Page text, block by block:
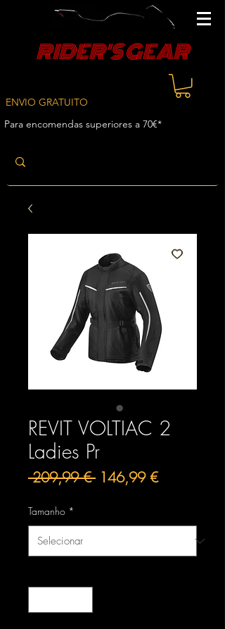
RIDER'S GEAR
ENVIO GRATUITO
Para encomendas superiores a 70€*
REVIT VOLTIAC 2
Ladies Pr
209,99 € Preço
146,99 €Preço
Tamanho *